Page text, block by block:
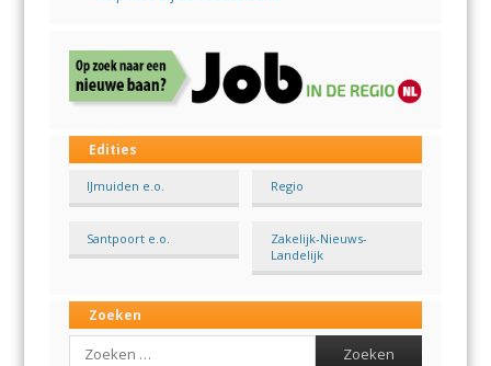
Edities
IJmuiden e.o. Regio
Santpoort e.o.
Zakelijk-Nieuws-
Landelijk
Zoeken
Search